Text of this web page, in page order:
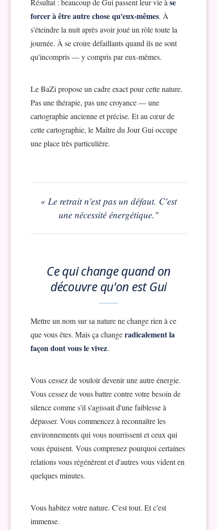
Résultat : beaucoup de Gui passent leur vie àse
forcer à être autre chose qu'eux-mêmes. À
s'éteindre la nuit après avoir joué un rôle toute la
journée. À se croire défaillants quand ils ne sont
qu'incompris — y compris par eux-mêmes.
Le BaZi propose un cadre exact pour cette nature.
Pas une thérapie, pas une croyance — une
cartographie ancienne et précise. Et au cœur de
cette cartographie, le Maître du Jour Gui occupe
une place très particulière.
« Le retrait n'est pas un défaut. C'est
une nécessité énergétique."
Ce qui change quand on
découvre qu'on est Gui
Mettre un nom sur sa nature ne change rien à ce
que vous êtes. Mais ça changeradicalement la
façon dont vous le vivez.
Vous cessez de vouloir devenir une autre énergie.
Vous cessez de vous battre contre votre besoin de
silence comme s'il s'agissait d'une faiblesse à
dépasser. Vous commencez à reconnaître les
environnements qui vous nourrissent et ceux qui
vous épuisent. Vous comprenez pourquoi certaines
relations vous régénèrent et d'autres vous vident en
quelques minutes.
Vous habitez votre nature. C'est tout. Et c'est
immense.